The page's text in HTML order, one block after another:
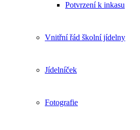
Potvrzení k inkasu
Vnitřní řád školní jídelny
Jídelníček
Fotografie